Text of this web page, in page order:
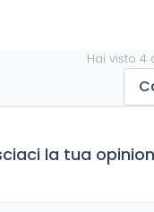
Hai visto 4
la tua